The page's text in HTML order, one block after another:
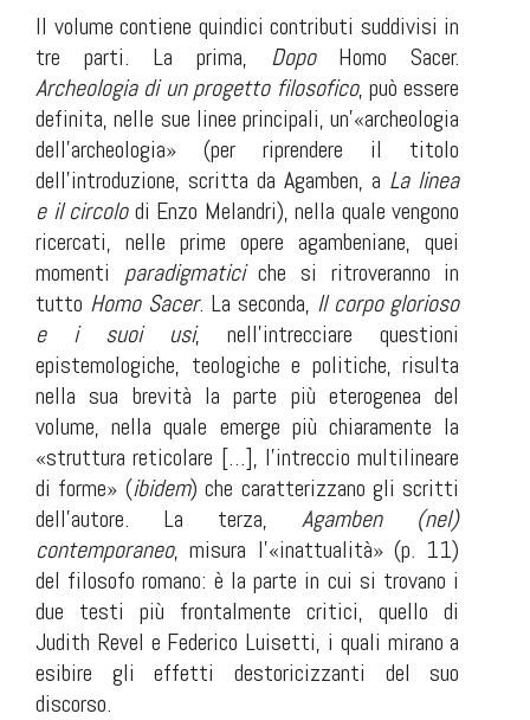
Il volume contiene quindici contributi suddivisi in
tre parti. La prima, DopoHomo Sacer.
Archeologia di un progetto filosofico, può essere
definita, nelle sue linee principali, un’«archeologia
dell’archeologia» (per riprendere il titolo
dell’introduzione, scritta da Agamben, a La linea
e il circolodi Enzo Melandri), nella quale vengono
ricercati, nelle prime opere agambeniane, quei
momenti paradigmaticiche si ritroveranno in
tutto Homo Sacer. La seconda, Il corpo glorioso
e i suoi usi, nell’intrecciare questioni
epistemologiche, teologiche e politiche, risulta
nella sua brevità la parte più eterogenea del
volume, nella quale emerge più chiaramente la
«struttura reticolare […], l’intreccio multilineare
di forme» (ibidem) che caratterizzano gli scritti
dell’autore. La terza,Agamben (nel)
contemporaneo, misura l’«inattualità» (p. 11)
del filosofo romano: è la parte in cui si trovano i
due testi più frontalmente critici, quello di
Judith Revel e Federico Luisetti, i quali mirano a
esibire gli effetti destoricizzanti del suo
discorso.